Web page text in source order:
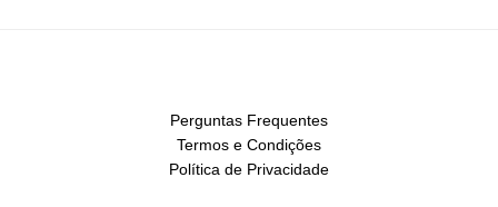
Perguntas Frequentes
Termos e Condições
Política de Privacidade